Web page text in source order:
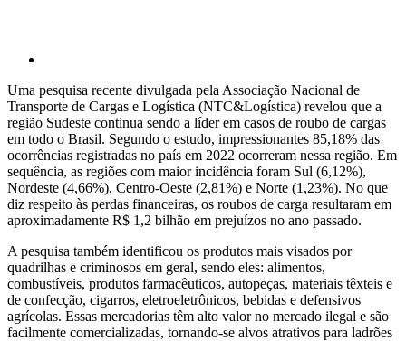
Uma pesquisa recente divulgada pela Associação Nacional de
Transporte de Cargas e Logística (NTC&Logística) revelou que a
região Sudeste continua sendo a líder em casos de roubo de cargas
em todo o Brasil. Segundo o estudo, impressionantes 85,18% das
ocorrências registradas no país em 2022 ocorreram nessa região. Em
sequência, as regiões com maior incidência foram Sul (6,12%),
Nordeste (4,66%), Centro-Oeste (2,81%) e Norte (1,23%). No que
diz respeito às perdas financeiras, os roubos de carga resultaram em
aproximadamente R$ 1,2 bilhão em prejuízos no ano passado.
A pesquisa também identificou os produtos mais visados por
quadrilhas e criminosos em geral, sendo eles: alimentos,
combustíveis, produtos farmacêuticos, autopeças, materiais têxteis e
de confecção, cigarros, eletroeletrônicos, bebidas e defensivos
agrícolas. Essas mercadorias têm alto valor no mercado ilegal e são
facilmente comercializadas, tornando-se alvos atrativos para ladrões